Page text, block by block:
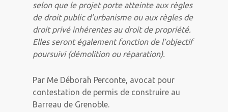
selon que le projet porte atteinte aux règles
de droit public d’urbanisme ou aux règles de
droit privé inhérentes au droit de propriété.
Elles seront également fonction de l’objectif
poursuivi (démolition ou réparation).
Par Me Déborah Perconte, avocat pour
contestation de permis de construire au
Barreau de Grenoble.